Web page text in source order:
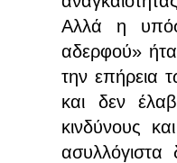
Αλλά η
αδερφού»
την επήρεια
και δεν
κινδύνους
ασυλλόγιστα